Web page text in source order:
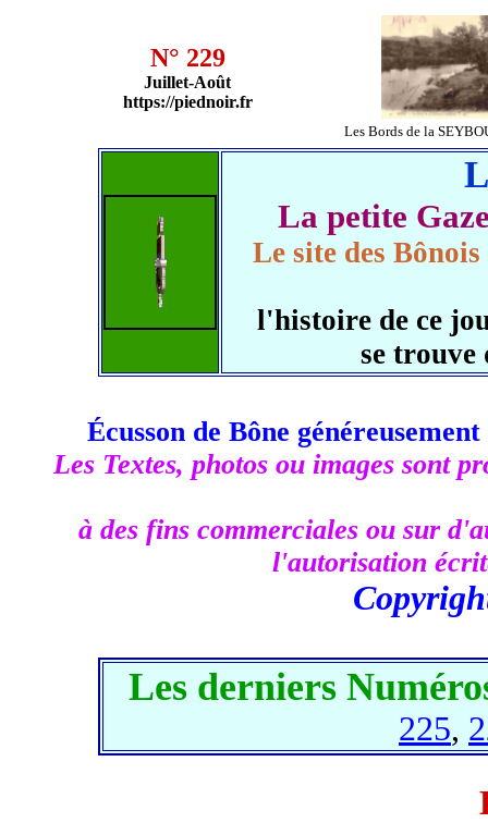
N° 229
Juillet-Août
https://piednoir.fr
Les Bords de la
La petite
Le site des
l'histoire de ce
se trouve
Écusson de Bône
Les Textes, photos ou images sont
à des fins commerciales ou sur
l'autorisation
Les derniers
225,